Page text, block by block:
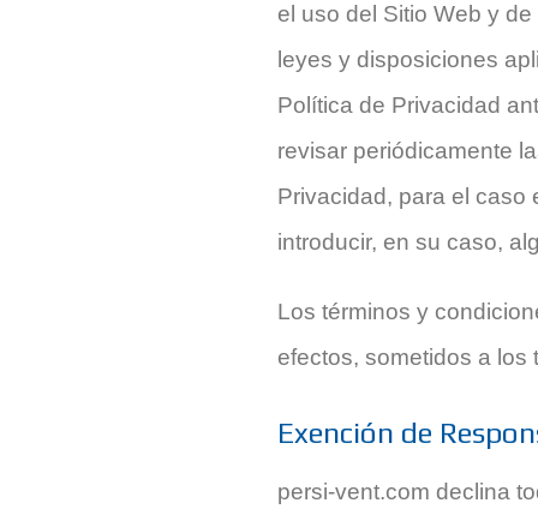
el uso del Sitio Web y
leyes y disposiciones
Política de Privacidad
revisar periódicamente
Privacidad, para el caso
introducir, en su caso,
Los términos y
efectos, sometidos a los
Exención de
persi-vent.com declina